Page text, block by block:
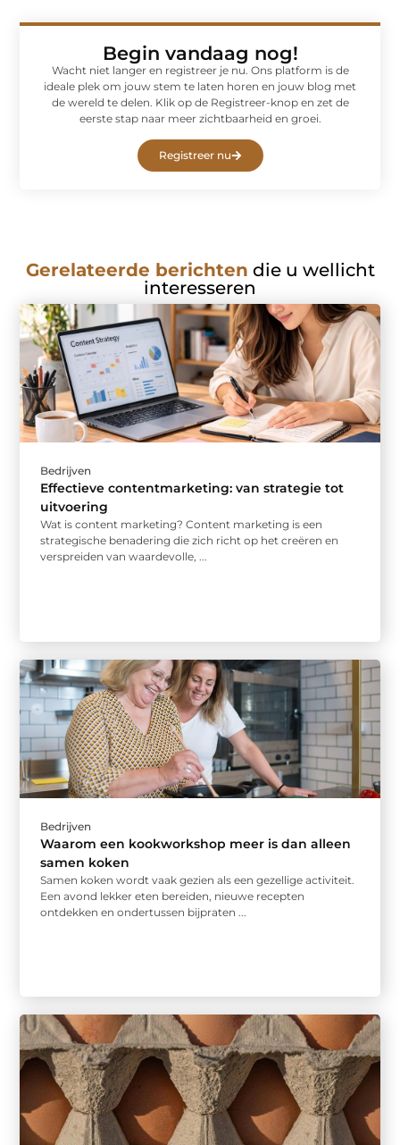
Begin vandaag nog!
Wacht niet langer en registreer je nu. Ons platform is de
ideale plek om jouw stem te laten horen en jouw blog met
de wereld te delen. Klik op de Registreer-knop en zet de
eerste stap naar meer zichtbaarheid en groei.
Registreer nu
Gerelateerde berichten die u wellicht
interesseren
Bedrijven
Effectieve contentmarketing: van strategie tot
uitvoering
Wat is content marketing? Content marketing is een
strategische benadering die zich richt op het creëren en
verspreiden van waardevolle, ...
Bedrijven
Waarom een kookworkshop meer is dan alleen
samen koken
Samen koken wordt vaak gezien als een gezellige activiteit.
Een avond lekker eten bereiden, nieuwe recepten
ontdekken en ondertussen bijpraten ...